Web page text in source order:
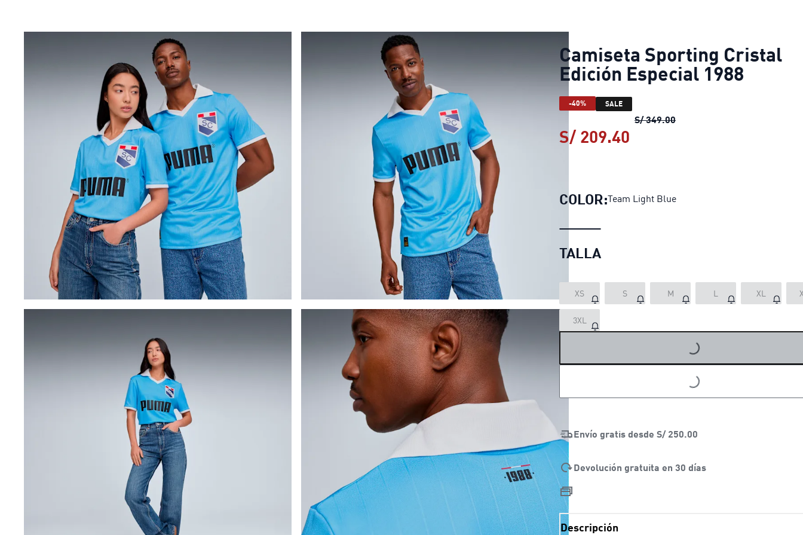
Camiseta Sporting Cristal
Edición Especial 1988
-40% SALE
S/ 349.00Camiseta Sporting Cristal
S/ 209.40
COLOR:Team Light Blue
TALLA
XS S M L XL
3XL
LOADING...
LOADING...
Envío gratis desde S/ 250.00
Devolución gratuita en 30 días
Descripción